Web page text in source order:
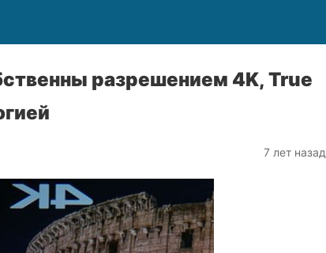
разрешением 4K, True
7 лет назад